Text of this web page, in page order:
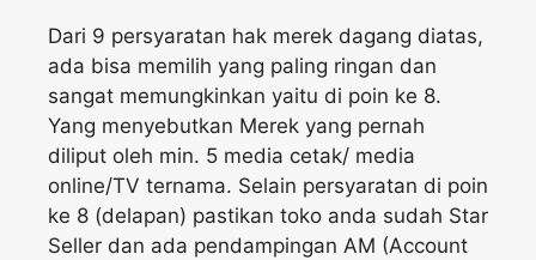
Dari 9 persyaratan hak merek dagang diatas,
ada bisa memilih yang paling ringan dan
sangat memungkinkan yaitu di poin ke 8.
Yang menyebutkan Merek yang pernah
diliput oleh min. 5 media cetak/ media
online/TV ternama. Selain persyaratan di poin
ke 8 (delapan) pastikan toko anda sudah Star
Seller dan ada pendampingan AM (Account